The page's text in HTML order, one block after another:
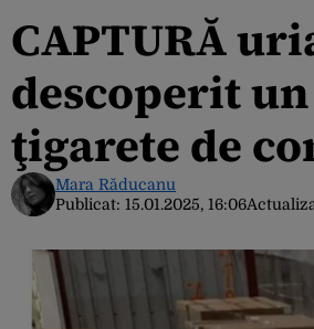
CAPTURĂ
descoperit
ţigarete de
Mara Răducanu
Publicat: 15.01.2025, 16:06